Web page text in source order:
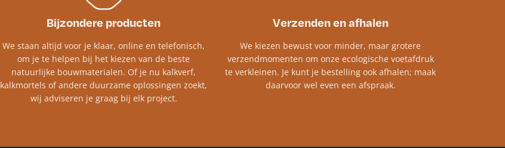
Bijzondere producten
We staan altijd voor je klaar, online en telefonisch,
om je te helpen bij het kiezen van de beste
natuurlijke bouwmaterialen. Of je nu kalkverf,
kalkmortels of andere duurzame oplossingen zoekt,
wij adviseren je graag bij elk project.​
Verzenden en afhalen
We kiezen bewust voor minder, maar grotere
verzendmomenten om onze ecologische voetafdruk
te verkleinen. Je kunt je bestelling ook afhalen; maak
daarvoor wel even een afspraak.